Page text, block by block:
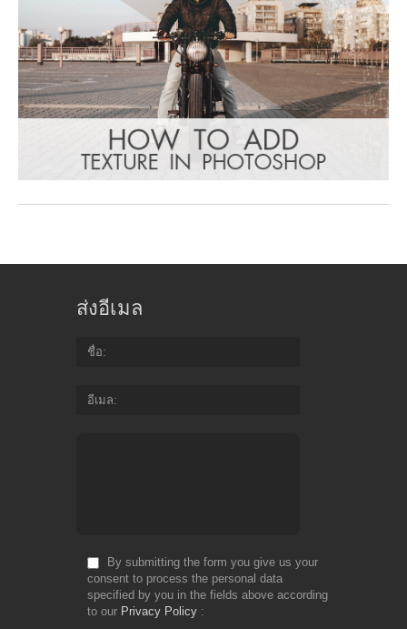
ส่งอีเมล
ชื่อ
อีเมล
By submitting the form you give us your
consent to process the personal data
specified by you in the fields above according
to our Privacy Policy